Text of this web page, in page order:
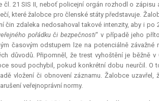
21 SIS II, neboť policejní orgán rozhodl o zápisu
které žalobce pro členské státy představuje.
čin zdaleka nedosahoval takové intenzity, aby i po
pořádku či bezpečnosti“ v případě jeho
časovým odstupem lze na potenciálně závažné
důvodů. Připomněl, že trest vyhoštění je běžně v
soud pochybil, pokud konkrétní dobu neurčil. O
vložení či obnovení záznamu. Žalobce uzavřel,
veřejnoprávní normy.